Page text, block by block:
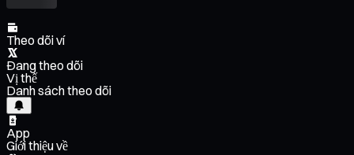
Theo dõi ví
Đang theo dõi
Vị thế
Danh sách theo dõi
App
Giới thiệu về